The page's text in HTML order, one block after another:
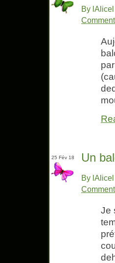
By
25 Fév 18 Un
By
Je